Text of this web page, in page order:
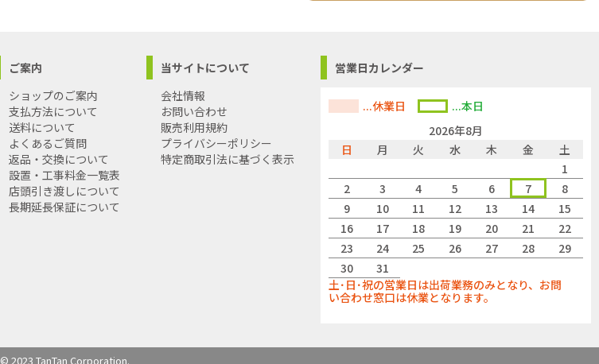
ご案内
ショップのご案内
支払方法について
送料について
よくあるご質問
返品・交換について
設置・工事料金一覧表
店頭引き渡しについて
長期延長保証について
当サイトについて
会社情報
お問い合わせ
販売利用規約
プライバシーポリシー
特定商取引法に基づく表示
営業日カレンダー
...休業日
...本日
2026年8月
日
月 火 水 木 金
土
1
2
3 4 5 6 7
8
9
10 11 12 13 14
15
16
17 18 19 20 21
22
23
24 25 26 27 28
29
30
31
土･日･祝の営業日は出荷業務のみとなり、お問
い合わせ窓口は休業となります。
© 2023 TanTan Corporation.